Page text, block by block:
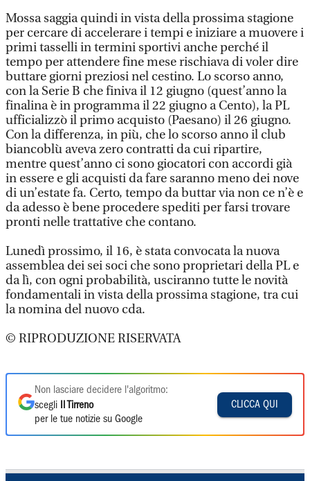
Mossa saggia quindi in vista della prossima stagione
per cercare di accelerare i tempi e iniziare a muovere i
primi tasselli in termini sportivi anche perché il
tempo per attendere fine mese rischiava di voler dire
buttare giorni preziosi nel cestino. Lo scorso anno,
con la Serie B che finiva il 12 giugno (quest’anno la
finalina è in programma il 22 giugno a Cento), la PL
ufficializzò il primo acquisto (Paesano) il 26 giugno.
Con la differenza, in più, che lo scorso anno il club
biancoblù aveva zero contratti da cui ripartire,
mentre quest’anno ci sono giocatori con accordi già
in essere e gli acquisti da fare saranno meno dei nove
di un’estate fa. Certo, tempo da buttar via non ce n’è e
da adesso è bene procedere spediti per farsi trovare
pronti nelle trattative che contano.
Lunedì prossimo, il 16, è stata convocata la nuova
assemblea dei sei soci che sono proprietari della PL e
da lì, con ogni probabilità, usciranno tutte le novità
fondamentali in vista della prossima stagione, tra cui
la nomina del nuovo cda.
© RIPRODUZIONE RISERVATA
Non lasciare decidere l'algoritmo:
scegli
Il Tirreno
per le tue notizie su Google
CLICCA QUI